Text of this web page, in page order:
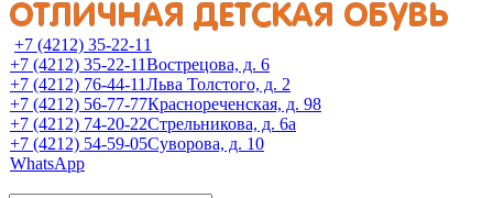
+7 (4212) 35-22-11
+7 (4212) 35-22-11Вострецова, д. 6
+7 (4212) 76-44-11Льва Толстого, д. 2
+7 (4212) 56-77-77Краснореченская, д. 98
+7 (4212) 74-20-22Стрельникова, д. 6а
+7 (4212) 54-59-05Суворова, д. 10
WhatsApp